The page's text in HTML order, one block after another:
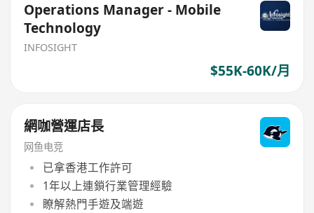
Operations Manager - Mobile
Technology
INFOSIGHT
$55K-60K/月
網咖營運店長
网鱼电竞
已拿香港工作許可
1年以上連鎖行業管理經驗
瞭解熱門手遊及端遊